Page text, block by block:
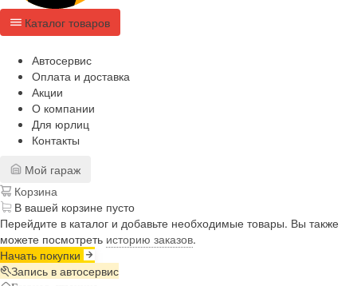
Каталог товаров
Автосервис
Оплата и доставка
Акции
О компании
Для юрлиц
Контакты
Мой гараж
Корзина
В вашей корзине пусто
Перейдите в каталог и добавьте необходимые товары. Вы также
можете посмотреть историю заказов.
Начать покупки
Запись в автосервис